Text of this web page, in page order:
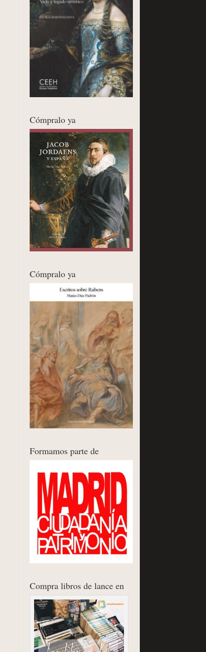
Cómpralo ya
Cómpralo ya
Formamos parte de
Compra libros de lance en